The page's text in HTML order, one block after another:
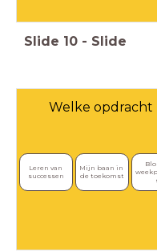
Slide 10 - Slide
Welke opdracht
Leren van
successen
Mijn baan in
de toekomst